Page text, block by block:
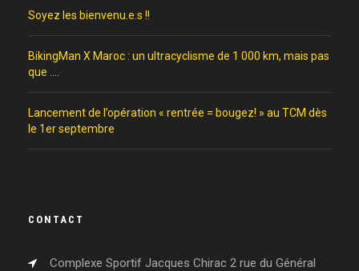
Soyez les bienvenu.e.s !!
BikingMan X Maroc : un ultracyclisme de 1 000 km, mais pas
que ….
Lancement de l’opération « rentrée = bougez! » au TCM dès
le 1er septembre
CONTACT
Complexe Sportif Jacques Chirac 2 rue du Général